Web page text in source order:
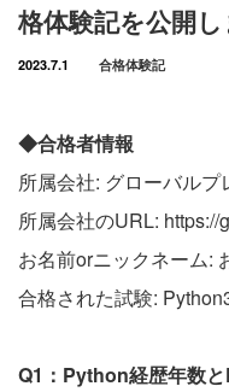
格体験記を公開
2023.7.1 合格体験記
◆合格者情報
所属会社: グローバル
所属会社のURL:
お名前orニックネーム:
合格された試験:
Q1：Python経歴年数